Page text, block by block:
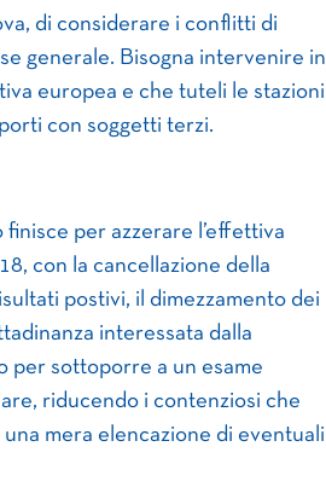
di considerare i conflitti di
generale. Bisogna intervenire in
europea e che tuteli le stazioni
con soggetti terzi.
finisce per azzerare l’effettiva
con la cancellazione della
postivi, il dimezzamento dei
interessata dalla
per sottoporre a un esame
riducendo i contenziosi che
mera elencazione di eventuali